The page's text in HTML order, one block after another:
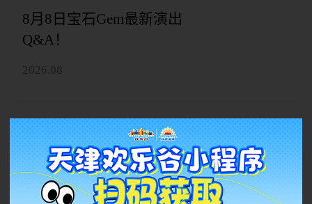
8月8日宝石Gem最新演出
Q&A！
2026.08
2万起征集“一出好戏”！天欢
邀你一起搞事情！
2026.08